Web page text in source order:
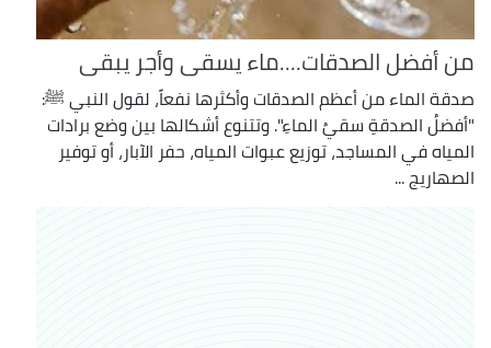
من أفضل الصدقات....ماء يسقى وأجر يبقى
صدقة الماء من أعظم الصدقات وأكثرها نفعاً، لقول النبي ﷺ:
"أفضلُ الصدقةِ سقيُ الماءِ". وتتنوع أشكالها بين وضع برادات
المياه في المساجد، توزيع عبوات المياه، حفر الآبار، أو توفير
الصهاريج ...